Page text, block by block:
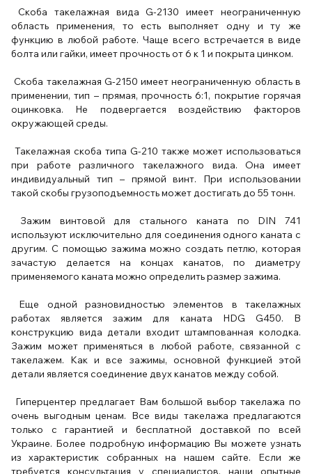
Скоба такелажная вида G-2130 имеет неограниченную
область применения, то есть выполняет одну и ту же
функцию в любой работе. Чаще всего встречается в виде
болта или гайки, имеет прочность от 6 к 1 и покрыта цинком.
Скоба такелажная G-2150 имеет неограниченную область в
применении, тип – прямая, прочность 6:1, покрытие горячая
оцинковка. Не подвергается воздействию факторов
окружающей среды.
Такелажная скоба типа G-210 также может использоваться
при работе различного такелажного вида. Она имеет
индивидуальный тип – прямой винт. При использовании
такой скобы грузоподъемность может достигать до 55 тонн.
Зажим винтовой для стального каната по DIN 741
используют исключительно для соединения одного каната с
другим. С помощью зажима можно создать петлю, которая
зачастую делается на концах канатов, по диаметру
применяемого каната можно определить размер зажима.
Еще одной разновидностью элементов в такелажных
работах является зажим для каната HDG G450. В
конструкцию вида детали входит штампованная колодка.
Зажим может применяться в любой работе, связанной с
такелажем. Как и все зажимы, основной функцией этой
детали является соединение двух канатов между собой.
Гиперцентер предлагает Вам большой выбор такелажа по
очень выгодным ценам. Все виды такелажа предлагаются
только с гарантией и бесплатной доставкой по всей
Украине. Более подробную информацию Вы можете узнать
из характеристик собранных на нашем сайте. Если же
требуется консультация у специалистов, наши опытные